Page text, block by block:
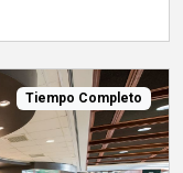
Tiempo Completo